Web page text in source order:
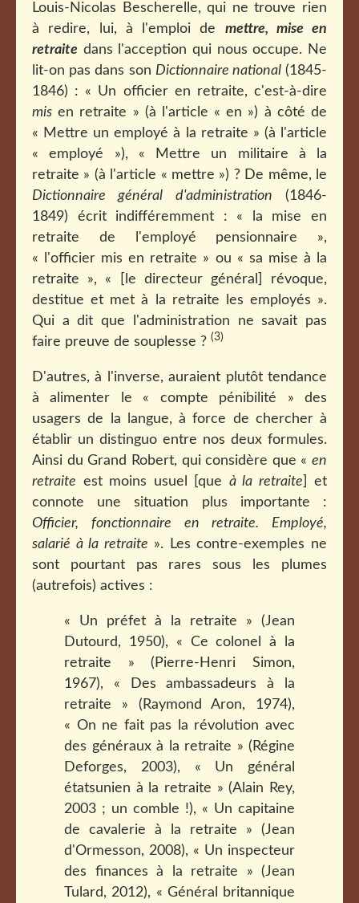
Louis-Nicolas Bescherelle, qui ne trouve rien
à redire, lui, à l'emploi de mettre, mise en
retraite dans l'acception qui nous occupe. Ne
lit-on pas dans son Dictionnaire national(1845-
1846) : « Un officier en retraite, c'est-à-dire
mis en retraite » (à l'article « en ») à côté de
« Mettre un employé à la retraite » (à l'article
« employé »), « Mettre un militaire à la
retraite » (à l'article « mettre ») ? De même, le
Dictionnaire général d'administration (1846-
1849) écrit indifféremment : « la mise en
retraite de l'employé pensionnaire »,
« l'officier mis en retraite » ou « sa mise à la
retraite », « [le directeur général] révoque,
destitue et met à la retraite les employés ».
Qui a dit que l'administration ne savait pas
faire preuve de souplesse ? (3)
D'autres, à l'inverse, auraient plutôt tendance
à alimenter le « compte pénibilité » des
usagers de la langue, à force de chercher à
établir un distinguo entre nos deux formules.
Ainsi du Grand Robert, qui considère que « en
retraite est moins usuel [que à la retraite ] et
connote une situation plus importante :
Officier, fonctionnaire en retraite. Employé,
salarié à la retraite ». Les contre-exemples ne
sont pourtant pas rares sous les plumes
(autrefois) actives :
« Un préfet à la retraite » (Jean
Dutourd, 1950), « Ce colonel à la
retraite » (Pierre-Henri Simon,
1967), « Des ambassadeurs à la
retraite » (Raymond Aron, 1974),
« On ne fait pas la révolution avec
des généraux à la retraite » (Régine
Deforges, 2003), « Un général
étatsunien à la retraite » (Alain Rey,
2003 ; un comble !), « Un capitaine
de cavalerie à la retraite » (Jean
d'Ormesson, 2008), « Un inspecteur
des finances à la retraite » (Jean
Tulard, 2012), « Général britannique